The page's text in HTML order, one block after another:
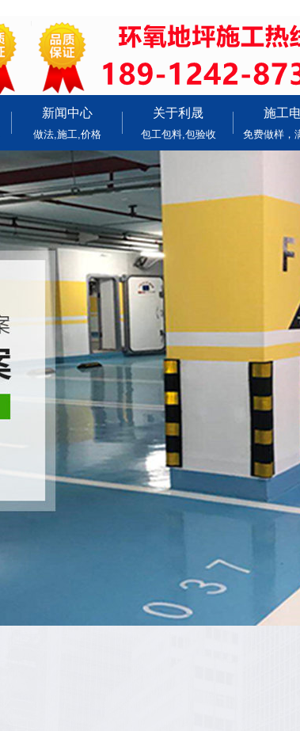
新闻中心
做法,施工,价格
关于利晟
包工包料,包验收
施工
免费做样，